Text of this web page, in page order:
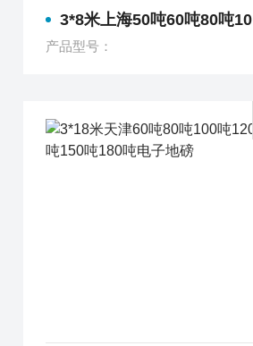
3*8米上海50吨60吨80吨100吨120吨150吨180吨电子地磅
产品型号：